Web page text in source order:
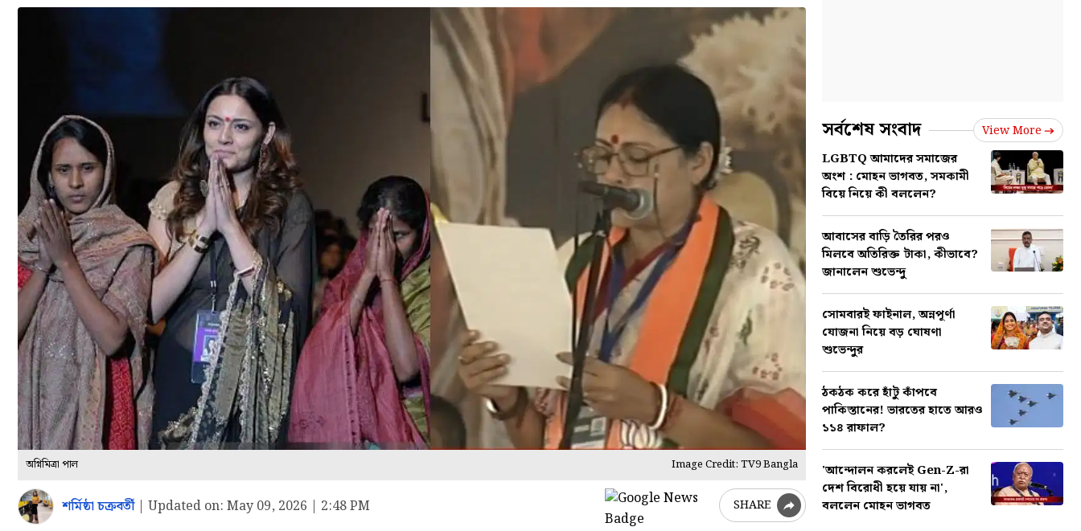
অগ্নিমিত্রা পাল Image Credit: TV9 Bangla
শর্মিষ্ঠা চক্রবর্তী| Updated on: May 09, 2026 | 2:48 PM SHARE
সর্বশেষ সংবাদ View More
LGBTQ আমাদের সমাজের
অংশ : মোহন ভাগবত, সমকামী
বিয়ে নিয়ে কী বললেন?
আবাসের বাড়ি তৈরির পরও
মিলবে অতিরিক্ত টাকা, কীভাবে?
জানালেন শুভেন্দু
সোমবারই ফাইনাল, অন্নপূর্ণা
যোজনা নিয়ে বড় ঘোষণা
শুভেন্দুর
ঠকঠক করে হাঁটু কাঁপবে
পাকিস্তানের! ভারতের হাতে আরও
১১৪ রাফাল?
'আন্দোলন করলেই Gen-Z-রা
দেশ বিরোধী হয়ে যায় না',
বললেন মোহন ভাগবত